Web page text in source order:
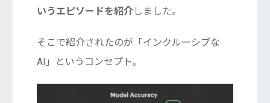
いうエピソードを紹介しました。
そこで紹介されたのが「インクルーシブな
AI」というコンセプト。